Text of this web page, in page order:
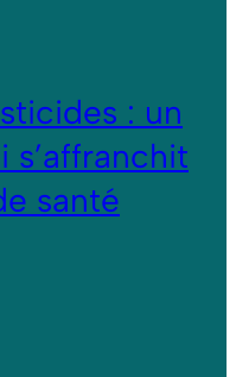
: un
santé